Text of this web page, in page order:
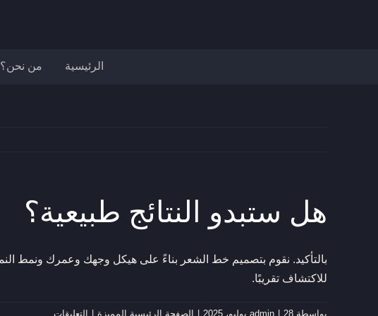
الرئيسية من نحن؟
هل ستبدو النتائج طبيعية؟
للاكتشاف تقريبًا.
بواسطة admin 28 يوليو، 2025 الصفحة الرئيسية المميزة التعليقاتعلى